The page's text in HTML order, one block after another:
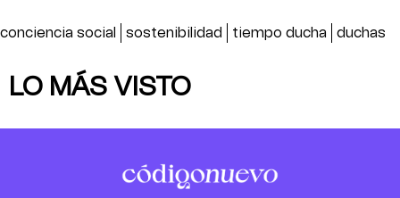
conciencia social sostenibilidad tiempo ducha duchas
LO MÁS VISTO